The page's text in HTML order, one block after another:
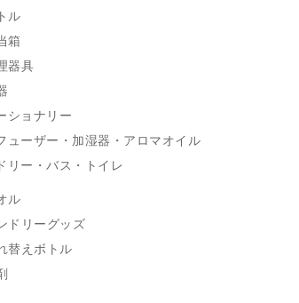
ル
箱
器具
ショナリー
ューザー・加湿器・アロマオイル
リー・バス・トイレ
ル
ドリーグッズ
替えボトル